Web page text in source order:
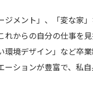
メント」、「変な家
からの自分の仕事を
境デザイン」など卒
ションが豊富で、私